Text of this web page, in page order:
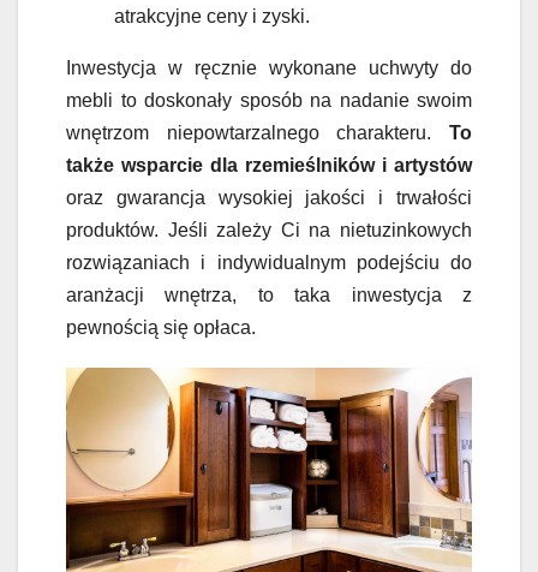
atrakcyjne ceny i zyski.
Inwestycja w ręcznie wykonane uchwyty do
mebli to doskonały sposób na nadanie swoim
wnętrzom niepowtarzalnego charakteru. To
także wsparcie dla rzemieślników i artystów
oraz gwarancja wysokiej jakości i trwałości
produktów. Jeśli zależy Ci na nietuzinkowych
rozwiązaniach i indywidualnym podejściu do
aranżacji wnętrza, to taka inwestycja z
pewnością się opłaca.